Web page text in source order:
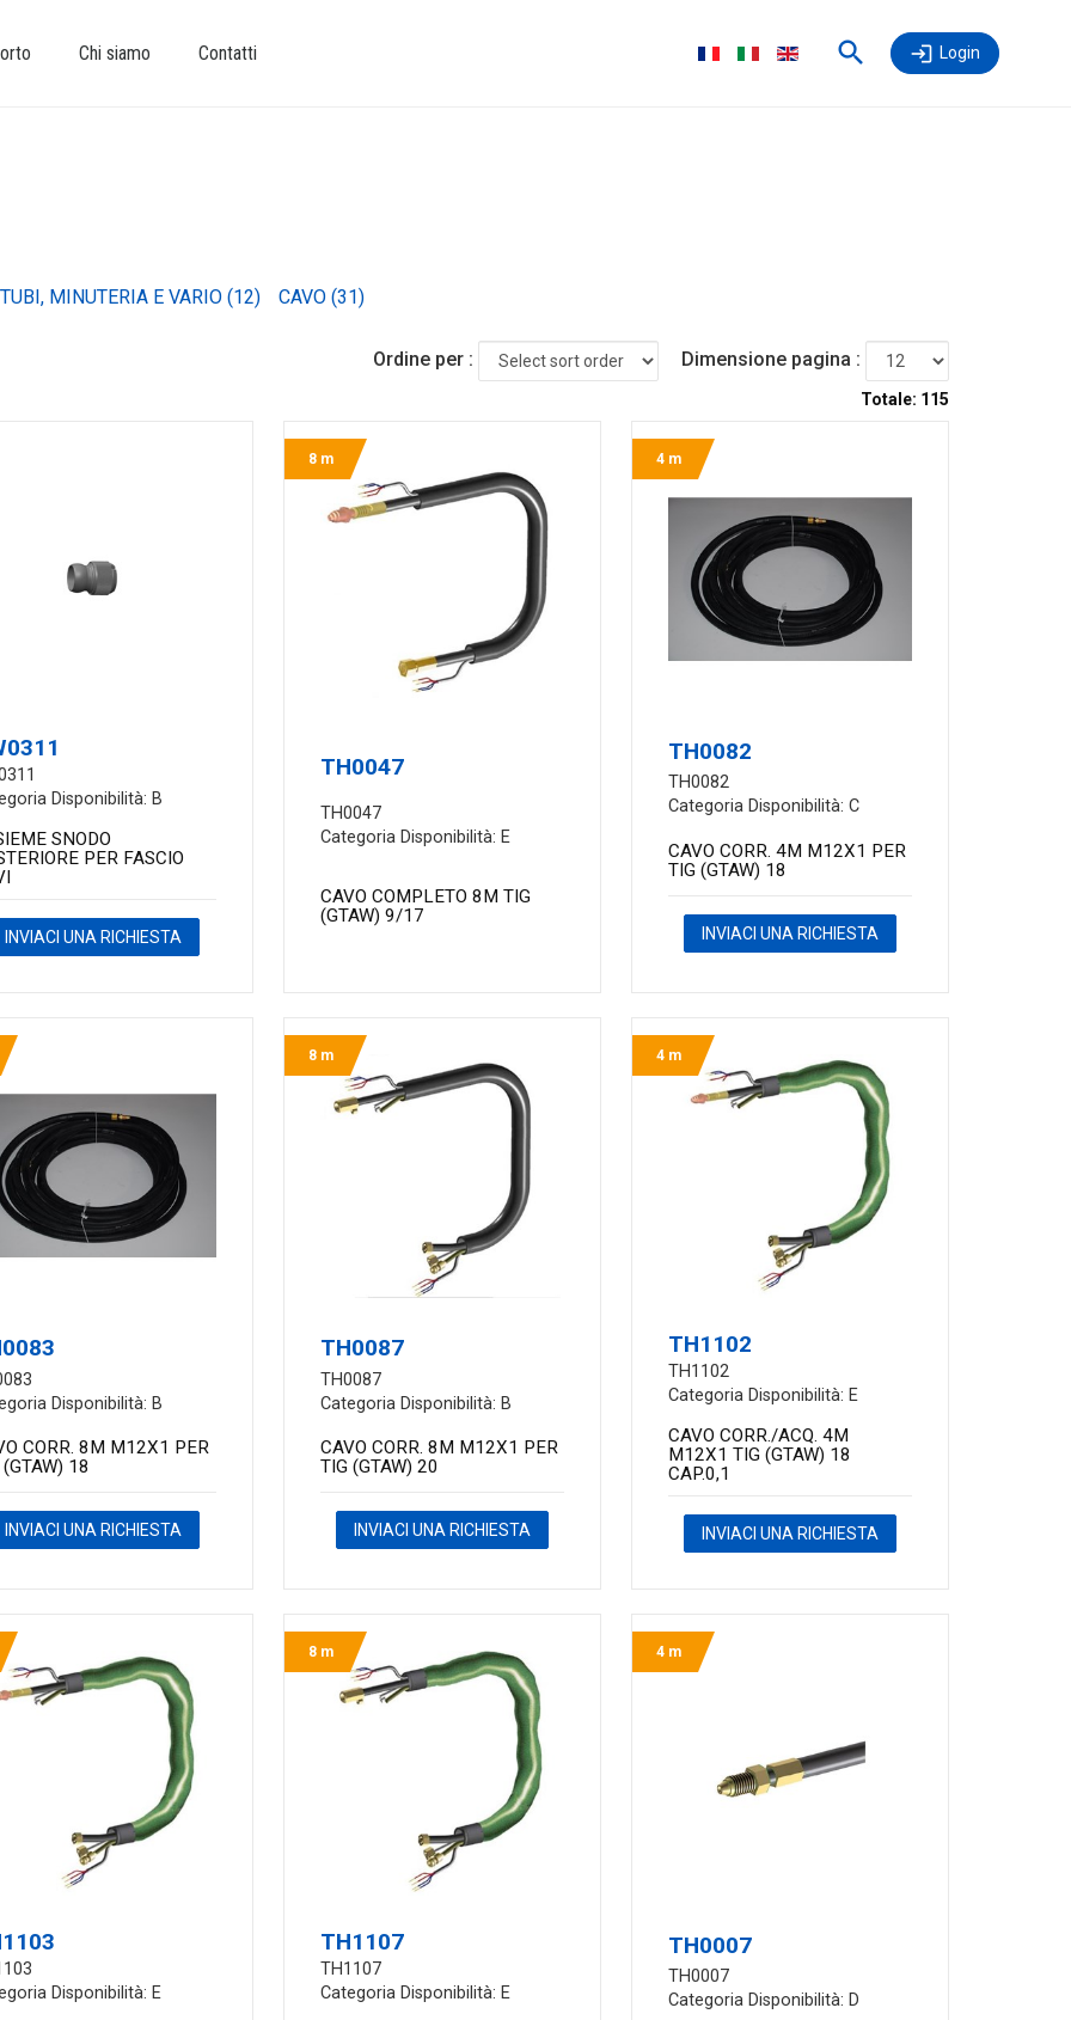
Chi siamo Contatti Login
Ordine per : Dimensione pagina :
Totale: 115
SNODO
PER FASCIO
Disponibilità: B
INVIACI UNA RICHIESTA
8 m
CAVO COMPLETO 8M TIG
(GTAW) 9/17
TH0047
Categoria Disponibilità: E
TH0047
4 m
CAVO CORR. 4M M12X1 PER
TIG (GTAW) 18
TH0082
Categoria Disponibilità: C
TH0082
INVIACI UNA RICHIESTA
CORR. 8M M12X1 PER
18
Disponibilità: B
INVIACI UNA RICHIESTA
8 m
CAVO CORR. 8M M12X1 PER
TIG (GTAW) 20
TH0087
Categoria Disponibilità: B
TH0087
INVIACI UNA RICHIESTA
4 m
CAVO CORR./ACQ. 4M
M12X1 TIG (GTAW) 18
CAP.0,1
TH1102
Categoria Disponibilità: E
TH1102
INVIACI UNA RICHIESTA
Disponibilità: E
8 m
TH1107
Categoria Disponibilità: E
TH1107
4 m
TH0007
Categoria Disponibilità: D
TH0007